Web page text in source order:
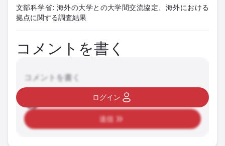
文部科学省: 海外の大学との大学間交流協定、海外における
拠点に関する調査結果
コメントを書く
コメントを書く
送信
ログイン